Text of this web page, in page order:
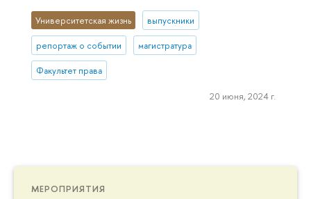
МЕРОПРИЯТИЯ
Университетская жизнь выпускники
репортаж о событии магистратура
Факультет права
20 июня, 2024 г.